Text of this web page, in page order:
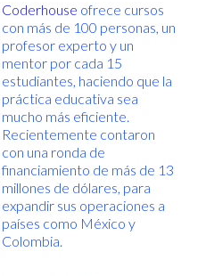
Coderhouse ofrece cursos
con más de 100 personas, un
profesor experto y un
mentor por cada 15
estudiantes, haciendo que la
práctica educativa sea
mucho más eficiente.
Recientemente contaron
con una ronda de
financiamiento de más de 13
millones de dólares, para
expandir sus operaciones a
países como México y
Colombia.